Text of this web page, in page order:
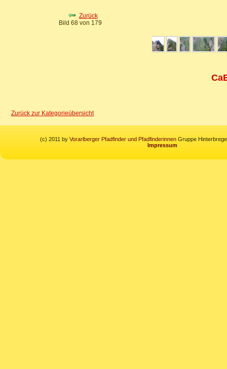
Zurück
Bild 68 von 179
Zurück zur Kategorieübersicht
(c) 2011 by Vorarlberger Pfadfinder und PfadfinderinnenGruppe
Impressum